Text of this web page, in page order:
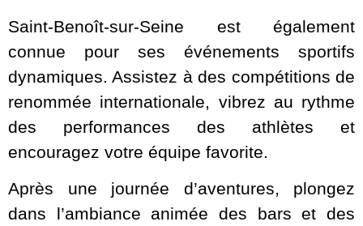
Saint-Benoît-sur-Seine est également
connue pour ses événements sportifs
dynamiques. Assistez à des compétitions de
renommée internationale, vibrez au rythme
des performances des athlètes et
encouragez votre équipe favorite.
Après une journée d’aventures, plongez
dans l’ambiance animée des bars et des